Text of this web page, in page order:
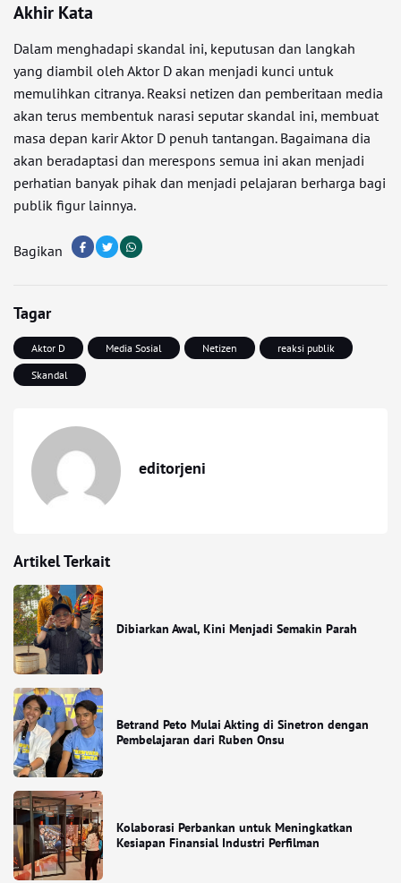
Akhir Kata
Dalam menghadapi skandal ini, keputusan dan langkah
yang diambil oleh Aktor D akan menjadi kunci untuk
memulihkan citranya. Reaksi netizen dan pemberitaan media
akan terus membentuk narasi seputar skandal ini, membuat
masa depan karir Aktor D penuh tantangan. Bagaimana dia
akan beradaptasi dan merespons semua ini akan menjadi
perhatian banyak pihak dan menjadi pelajaran berharga bagi
publik figur lainnya.
Bagikan
Tagar
Aktor D Media Sosial Netizen
reaksi publik
Skandal
editorjeni
Artikel Terkait
Dibiarkan Awal, Kini Menjadi Semakin Parah
Betrand Peto Mulai Akting di Sinetron dengan
Pembelajaran dari Ruben Onsu
Kolaborasi Perbankan untuk Meningkatkan
Kesiapan Finansial Industri Perfilman